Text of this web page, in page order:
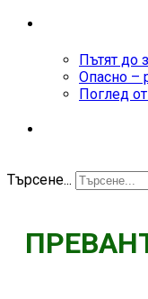
Пътят до
Опасно –
Поглед
Търсене...